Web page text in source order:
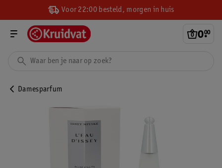
Voor 22:00 besteld, morgen in huis
0.
00
Damesparfum